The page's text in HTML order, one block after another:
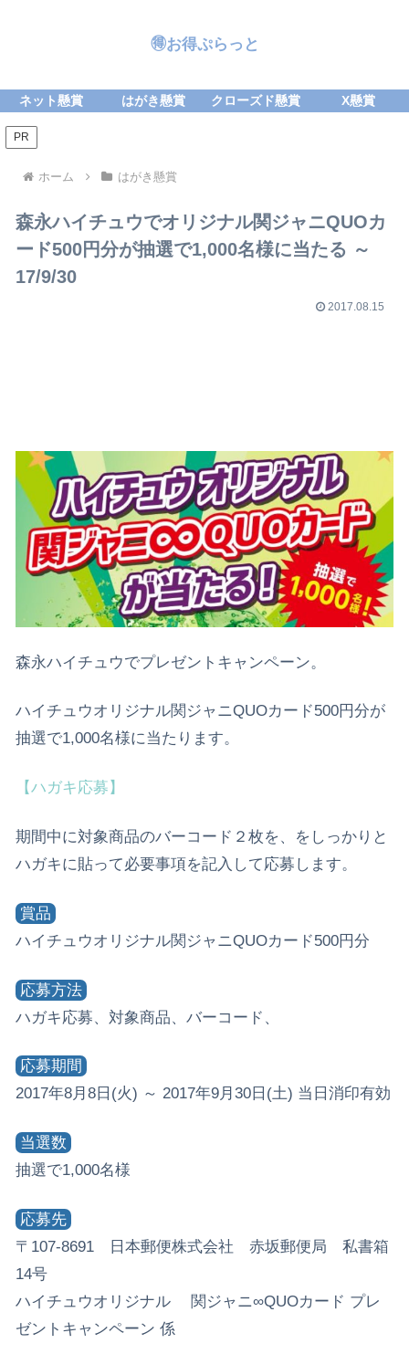
🉐お得ぷらっと
ネット懸賞 はがき懸賞 クローズド懸賞 X懸賞
PR
ホーム はがき懸賞
森永ハイチュウでオリジナル関ジャニQUOカ
ード500円分が抽選で1,000名様に当たる ～
17/9/30
2017.08.15
森永ハイチュウでプレゼントキャンペーン。
ハイチュウオリジナル関ジャニQUOカード500円分が
抽選で1,000名様に当たります。
【ハガキ応募】
期間中に対象商品のバーコード２枚を、をしっかりと
ハガキに貼って必要事項を記入して応募します。
賞品
ハイチュウオリジナル関ジャニQUOカード500円分
応募方法
ハガキ応募、対象商品、バーコード、
応募期間
2017年8月8日(火) ～ 2017年9月30日(土) 当日消印有効
当選数
抽選で1,000名様
応募先
〒107-8691 日本郵便株式会社 赤坂郵便局 私書箱
14号
ハイチュウオリジナル 関ジャニ∞QUOカード プレ
ゼントキャンペーン 係